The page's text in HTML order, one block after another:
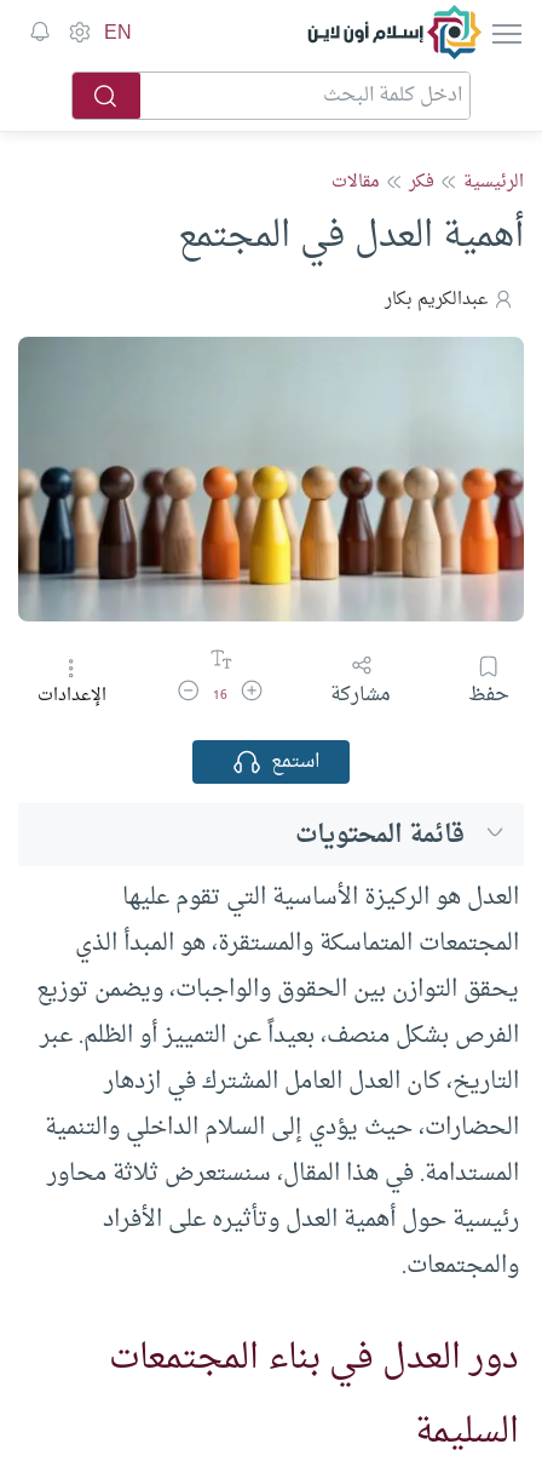
إسلام أون لاين EN
الرئيسية فكر مقالات
أهمية العدل في المجتمع
عبدالكريم بكار
حفظ مشاركة زيادة حجم الخط
16 تقليل حجم الخطالإعدادات
استمع
قائمة المحتويات
العدل هو الركيزة الأساسية التي تقوم عليها
المجتمعات المتماسكة والمستقرة، هو المبدأ الذي
يحقق التوازن بين الحقوق والواجبات، ويضمن توزيع
الفرص بشكل منصف، بعيداً عن التمييز أو الظلم. عبر
التاريخ، كان العدل العامل المشترك في ازدهار
الحضارات، حيث يؤدي إلى السلام الداخلي والتنمية
المستدامة. في هذا المقال، سنستعرض ثلاثة محاور
رئيسية حول أهمية العدل وتأثيره على الأفراد
والمجتمعات.
دور العدل في بناء المجتمعات
السليمة